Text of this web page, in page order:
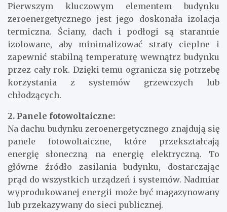
Pierwszym kluczowym elementem budynku
zeroenergetycznego jest jego doskonała izolacja
termiczna. Ściany, dach i podłogi są starannie
izolowane, aby minimalizować straty cieplne i
zapewnić stabilną temperaturę wewnątrz budynku
przez cały rok. Dzięki temu ogranicza się potrzebę
korzystania z systemów grzewczych lub
chłodzących.
2. Panele fotowoltaiczne:
Na dachu budynku zeroenergetycznego znajdują się
panele fotowoltaiczne, które przekształcają
energię słoneczną na energię elektryczną. To
główne źródło zasilania budynku, dostarczając
prąd do wszystkich urządzeń i systemów. Nadmiar
wyprodukowanej energii może być magazynowany
lub przekazywany do sieci publicznej.